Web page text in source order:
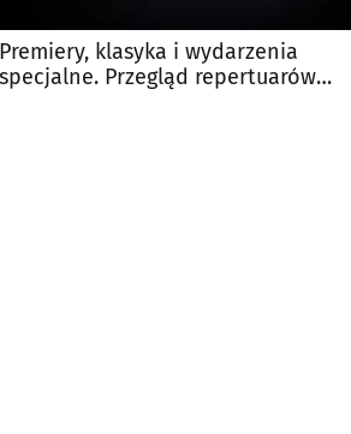
Premiery, klasyka i wydarzenia
specjalne. Przegląd repertuarów